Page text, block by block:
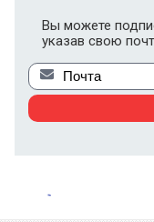
Вы можете
указав свою